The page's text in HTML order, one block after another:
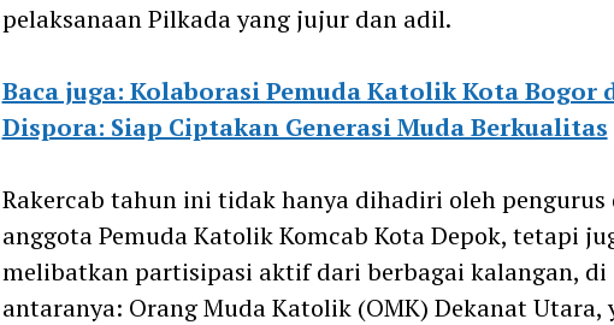
pelaksanaan Pilkada yang jujur dan adil.
Baca juga: Kolaborasi Pemuda Katolik Kota Bogor
Dispora: Siap Ciptakan Generasi Muda Berkualitas
Rakercab tahun ini tidak hanya dihadiri oleh pengurus
anggota Pemuda Katolik Komcab Kota Depok, tetapi
melibatkan partisipasi aktif dari berbagai kalangan, di
antaranya: Orang Muda Katolik (OMK) Dekanat Utara,